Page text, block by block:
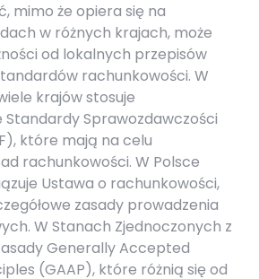
mimo że opiera się na
w różnych krajach, może
od lokalnych przepisów
rachunkowości. W
krajów stosuje
Standardy Sprawozdawczości
które mają na celu
rachunkowości. W Polsce
Ustawa o rachunkowości,
zasady prowadzenia
W Stanach Zjednoczonych z
Generally Accepted
(GAAP), które różnią się od